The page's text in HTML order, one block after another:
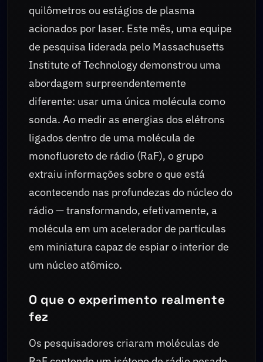
quilômetros ou estágios de plasma
acionados por laser. Este mês, uma equipe
de pesquisa liderada pelo Massachusetts
Institute of Technology demonstrou uma
abordagem surpreendentemente
diferente: usar uma única molécula como
sonda. Ao medir as energias dos elétrons
ligados dentro de uma molécula de
monofluoreto de rádio (RaF), o grupo
extraiu informações sobre o que está
acontecendo nas profundezas do núcleo do
rádio — transformando, efetivamente, a
molécula em um acelerador de partículas
em miniatura capaz de espiar o interior de
um núcleo atômico.
O que o experimento realmente
fez
Os pesquisadores criaram moléculas de